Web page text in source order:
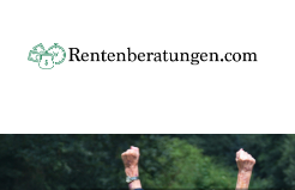
content
Startseite